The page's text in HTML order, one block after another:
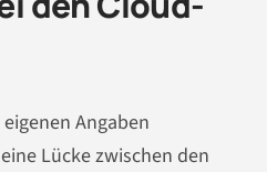
Angaben
Lücke zwischen den